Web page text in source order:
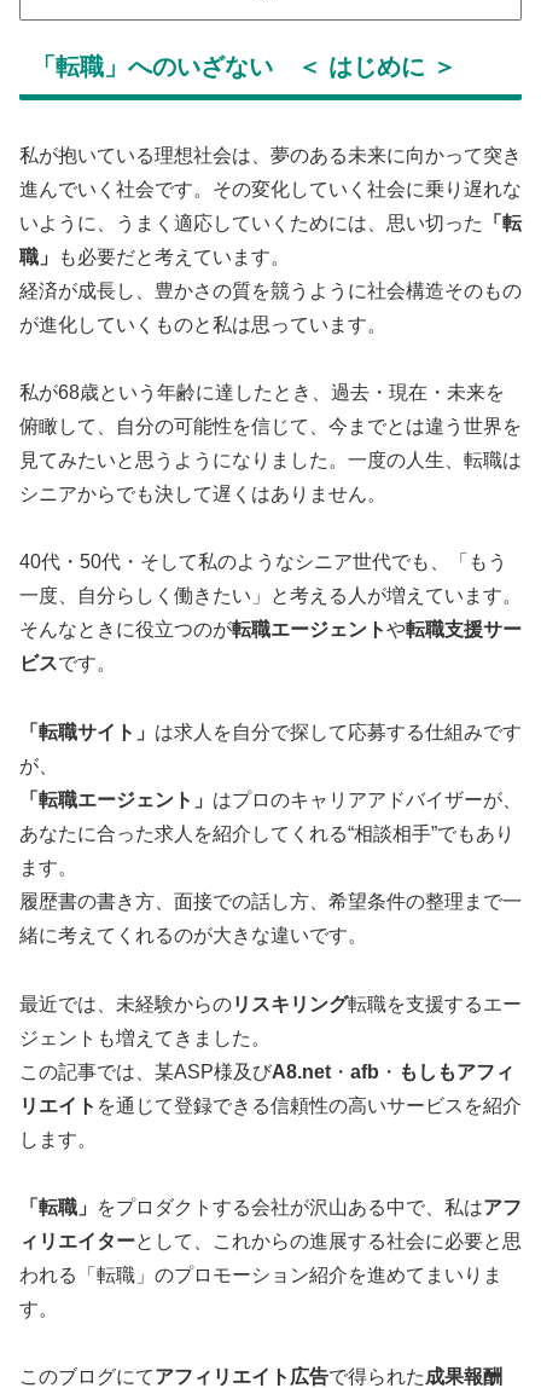
「転職」へのいざない ＜ はじめに ＞
私が抱いている理想社会は、夢のある未来に向かって突き
進んでいく社会です。その変化していく社会に乗り遅れな
いように、うまく適応していくためには、思い切った
「転
職」
も必要だと考えています。
経済が成長し、豊かさの質を競うように社会構造そのもの
が進化していくものと私は思っています。
私が68歳という年齢に達したとき、過去・現在・未来を
俯瞰して、自分の可能性を信じて、今までとは違う世界を
見てみたいと思うようになりました。一度の人生、転職は
シニアからでも決して遅くはありません。
40代・50代・そして私のようなシニア世代でも、「もう
一度、自分らしく働きたい」と考える人が増えています。
そんなときに役立つのが転職エージェントや転職支援サー
ビスです。
「転職サイト」 は求人を自分で探して応募する仕組みです
が、
「転職エージェント」 はプロのキャリアアドバイザーが、
あなたに合った求人を紹介してくれる“相談相手”でもあり
ます。
履歴書の書き方、面接での話し方、希望条件の整理まで一
緒に考えてくれるのが大きな違いです。
最近では、未経験からのリスキリング転職を支援するエー
ジェントも増えてきました。
この記事では、某ASP様及びA8.net ・ afb ・ もしもアフィ
リエイト を通じて登録できる信頼性の高いサービスを紹介
します。
「転職」 をプロダクトする会社が沢山ある中で、私はアフ
ィリエイターとして、これからの進展する社会に必要と思
われる「転職」のプロモーション紹介を進めてまいりま
す。
このブログにてアフィリエイト広告で得られた成果報酬